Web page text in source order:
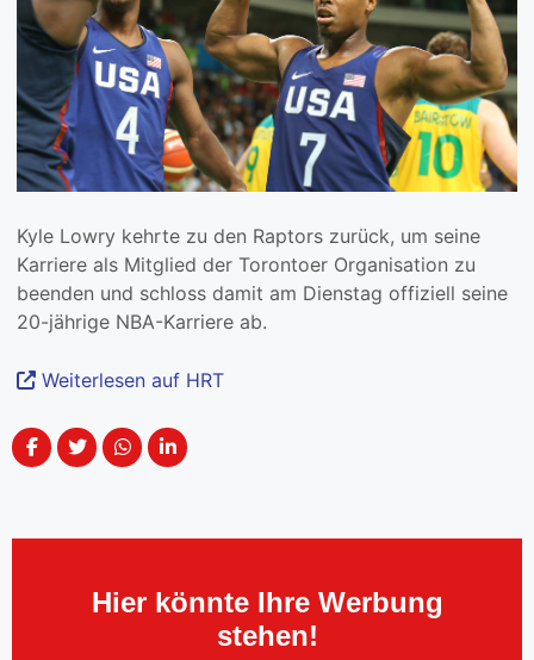
Kyle Lowry kehrte zu den Raptors zurück, um seine
Karriere als Mitglied der Torontoer Organisation zu
beenden und schloss damit am Dienstag offiziell seine
20-jährige NBA-Karriere ab.
Weiterlesen auf HRT
Hier könnte Ihre Werbung
stehen!